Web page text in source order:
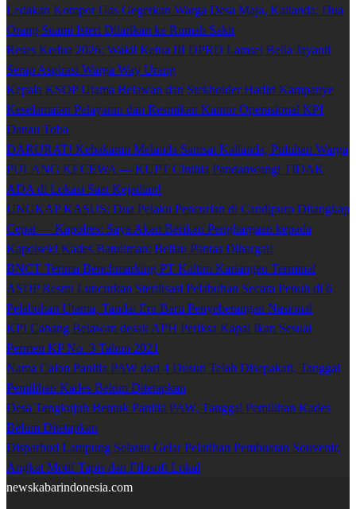
Ledakan Kompor Gas Gegerkan Warga Desa Maja, Kalianda: Dua
Orang Suami Isteri Dilarikan ke Rumah Sakit
Reses Kedua 2026: Wakil Ketua III DPRD Lamsel Bella Jayanti
Serap Aspirasi Warga Way Urang
Kepala KSOP Utama Belawan dan Stekholder Hadiri Kampanye
Keselamatan Pelayaran dan Resmikan Kantor Operasional KPI
Danau Toba
DARURAT! Kebakaran Melanda Samsat Kalianda, Puluhan Warga
PULANG KECEWA — KUPT Cinthia Pandanwangi TIDAK
ADA di Lokasi Saat Kejadian!
UNGKAP KASUS: Dua Pelaku Pencurian di Candipuro Ditangkap
Cepat — Kapolres: Saya Akan Berikan Penghargaan kepada
Kapolsek! Kades Batuliman: Beliau Pantas Dihargai!
BNCT Terima Benchmarking PT Kaltim Kariangau Terminal
ASDP Resmi Luncurkan Sterilisasi Pelabuhan Secara Penuh di 6
Pelabuhan Utama, Tandai Era Baru Penyeberangan Nasional
KPI Cabang Belawan desak APH Periksa Kapal Ikan Sesuai
Permen KP No. 3 Tahun 2021
Nama Calon Panitia PAW dari 4 Dusun Telah Disepakati, Tanggal
Pemilihan Kades Belum Ditetapkan
Desa Tengkujuh Bentuk Panitia PAW, Tanggal Pemilihan Kades
Belum Ditetapkan
Disparbud Lampung Selatan Gelar Pelatihan Pembuatan Souvenir,
Angkat Motif Tapis dan Filosofi Lokal
newskabarindonesia.com